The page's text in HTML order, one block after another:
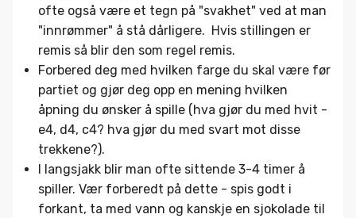
ofte også være et tegn på "svakhet" ved at man
"innrømmer" å stå dårligere. Hvis stillingen er
remis så blir den som regel remis.
Forbered deg med hvilken farge du skal være før
partiet og gjør deg opp en mening hvilken
åpning du ønsker å spille (hva gjør du med hvit -
e4, d4, c4? hva gjør du med svart mot disse
trekkene?).
I langsjakk blir man ofte sittende 3-4 timer å
spiller. Vær forberedt på dette - spis godt i
forkant, ta med vann og kanskje en sjokolade til